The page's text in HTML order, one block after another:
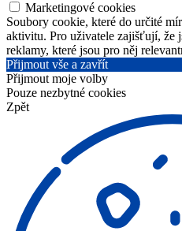
Marketingové cookies
Soubory cookie, které do určité
aktivitu. Pro uživatele zajišťují, že
reklamy, které jsou pro něj
Přijmout vše a zavřít
Přijmout moje volby
Pouze nezbytné cookies
Zpět